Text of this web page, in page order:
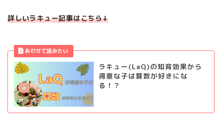
詳しいラキュー記事はこちら↓
ラキュー(LaQ)の知育効果から
得意な子は算数が好きにな
る！？